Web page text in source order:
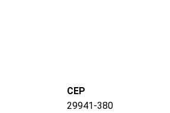
CEP
29941-380